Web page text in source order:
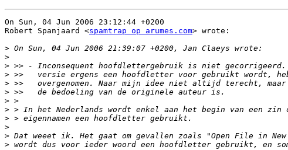
On Sun, 04 Jun 2006 23:12:44 +0200
Robert Spanjaard <spamtrap op arumes.com> wrote:
>
>
>
>
>
>
>
>
>
>
>
>